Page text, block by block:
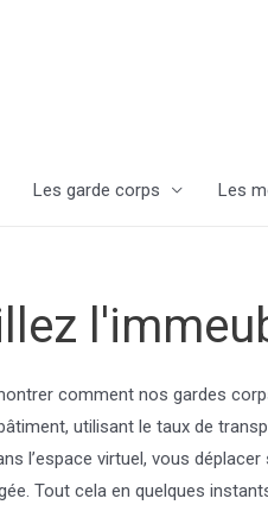
Les garde corps Les
comment nos gardes
utilisant le taux de
l’espace virtuel, vous
Tout cela en quelques